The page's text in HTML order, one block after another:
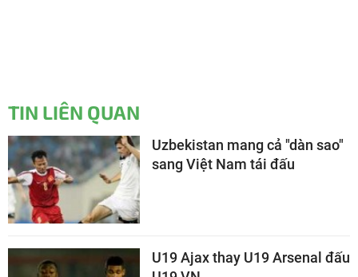
TIN LIÊN QUAN
Uzbekistan mang cả "dàn sao"
sang Việt Nam tái đấu
U19 Ajax thay U19 Arsenal đấu